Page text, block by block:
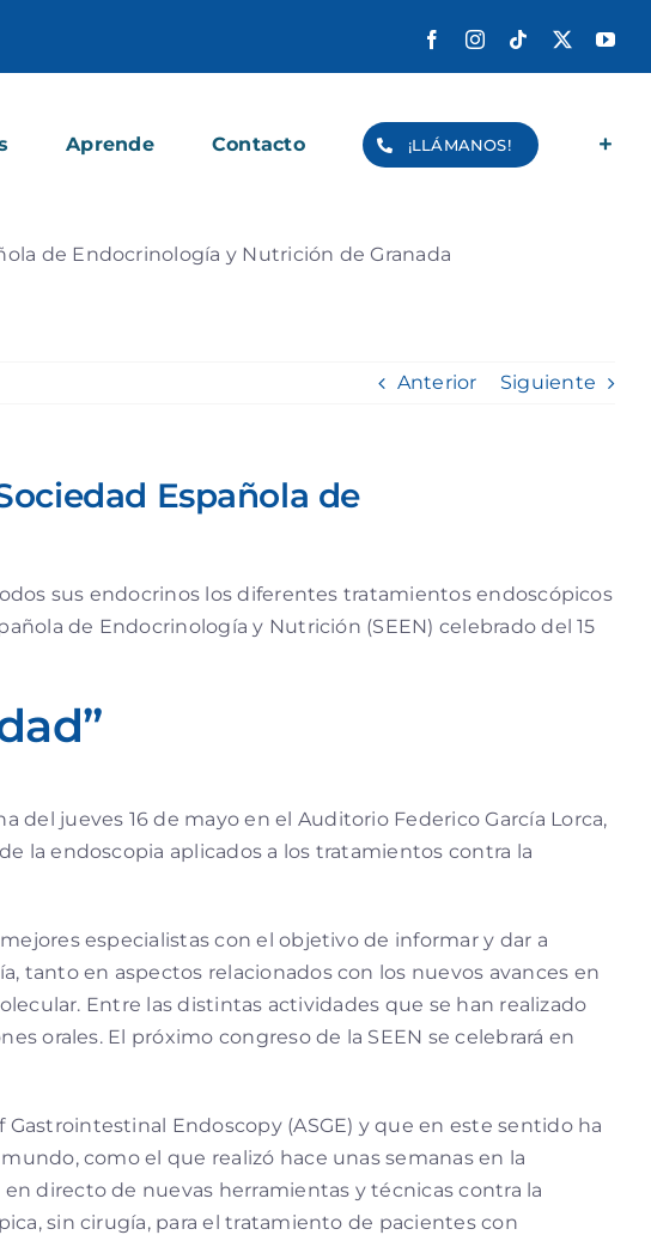
FacebookInstagram
TiktokX
Aprende Contacto ¡LLÁMANOS!
de Endocrinología y Nutrición de Granada
Anterior Siguiente
Española de
sus endocrinos los diferentes tratamientos endoscópicos
de Endocrinología y Nutrición (SEEN) celebrado del 15
jueves 16 de mayo en el Auditorio Federico García Lorca,
la endoscopia aplicados a los tratamientos contra la
especialistas con el objetivo de informar y dar a
tanto en aspectos relacionados con los nuevos avances en
Entre las distintas actividades que se han realizado
orales. El próximo congreso de la SEEN se celebrará en
Endoscopy (ASGE) y que en este sentido ha
como el que realizó hace unas semanas en la
directo de nuevas herramientas y técnicas contra la
sin cirugía, para el tratamiento de pacientes con